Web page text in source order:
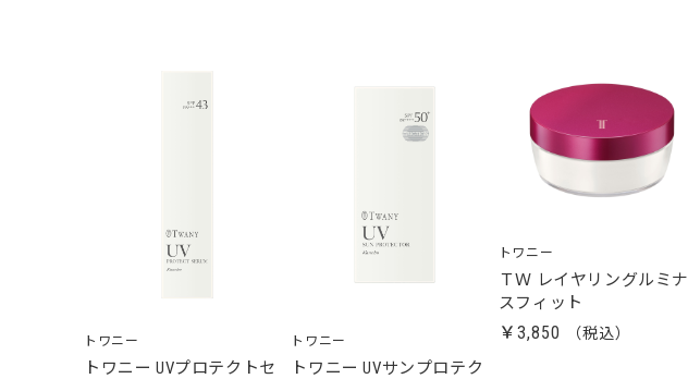
トワニー
トワニー UVプロテクトセ
トワニー
トワニー UVサンプロテク
トワニー
ＴＷ レイヤリングルミナ
スフィット
￥3,850